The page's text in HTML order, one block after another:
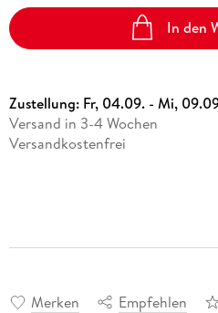
In den
Zustellung: Fr, 04.09. - Mi,
Versand in 3-4 Wochen
Versandkostenfrei
Merken Empfehlen